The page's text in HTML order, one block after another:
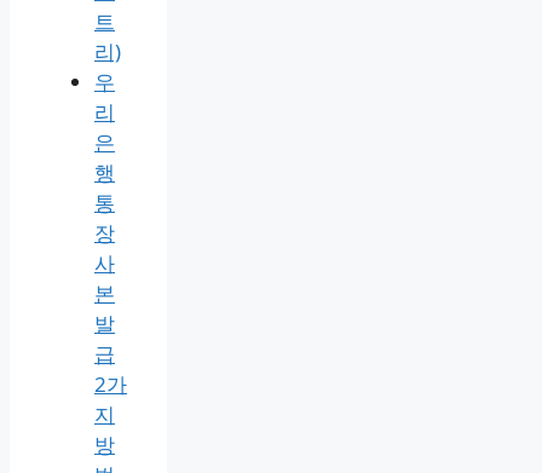
edge
자
동
연
결
해
제·
레
지
스
트
리)
우
리
은
행